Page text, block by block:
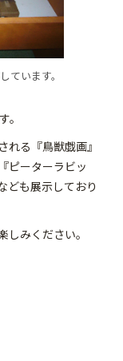
ています。
。
る『鳥獣戯画』
ピーターラビッ
ども展示しており
みください。